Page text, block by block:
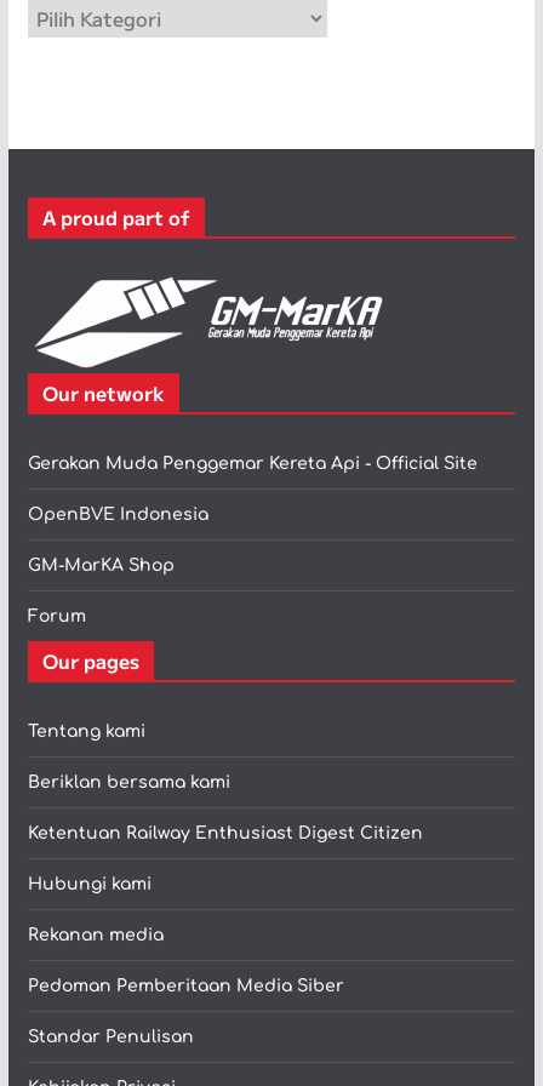
a
r
A proud part of
Our network
Gerakan Muda Penggemar Kereta Api - Official Site
OpenBVE Indonesia
GM-MarKA Shop
Forum
Our pages
Tentang kami
Beriklan bersama kami
Ketentuan Railway Enthusiast Digest Citizen
Hubungi kami
Rekanan media
Pedoman Pemberitaan Media Siber
Standar Penulisan